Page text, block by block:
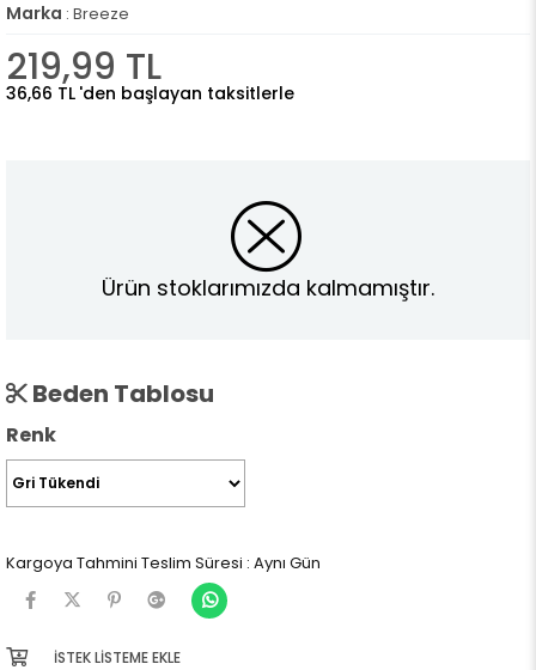
Marka : Breeze
219,99 TL
36,66 TL 'den başlayan taksitlerle
Ürün stoklarımızda kalmamıştır.
Beden Tablosu
Renk
Kargoya Tahmini Teslim Süresi : Aynı Gün
İSTEK LISTEME EKLE